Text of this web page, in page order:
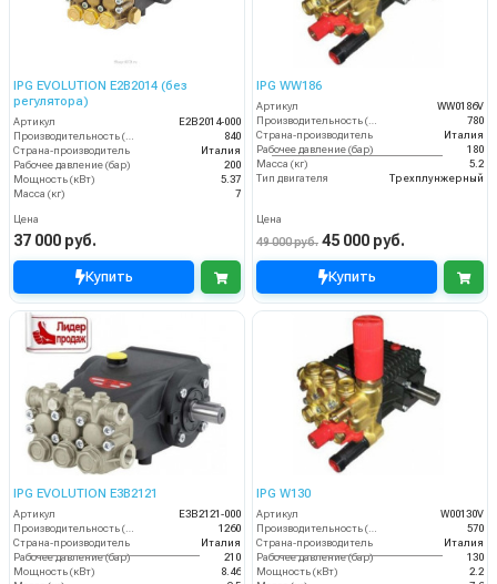
IPG EVOLUTION E2B2014 (без
регулятора)
Артикул
E2B2014-000
Производительность (л/ч)
840
Страна-производитель
Италия
Рабочее давление (бар)
200
Мощность (кВт)
5.37
Масса (кг)
7
Цена
37 000 руб.
Купить
IPG WW186
Артикул
WW0186V
Производительность (л/ч)
780
Страна-производитель
Италия
Рабочее давление (бар)
180
Масса (кг)
5.2
Тип двигателя
Трехплунжерный
Цена
49 000 руб. 45 000 руб.
Купить
IPG EVOLUTION E3B2121
Артикул
E3B2121-000
Производительность (л/ч)
1260
Страна-производитель
Италия
Рабочее давление (бар)
210
Мощность (кВт)
8.46
IPG W130
Артикул
W00130V
Производительность (л/ч)
570
Страна-производитель
Италия
Рабочее давление (бар)
130
Мощность (кВт)
2.2